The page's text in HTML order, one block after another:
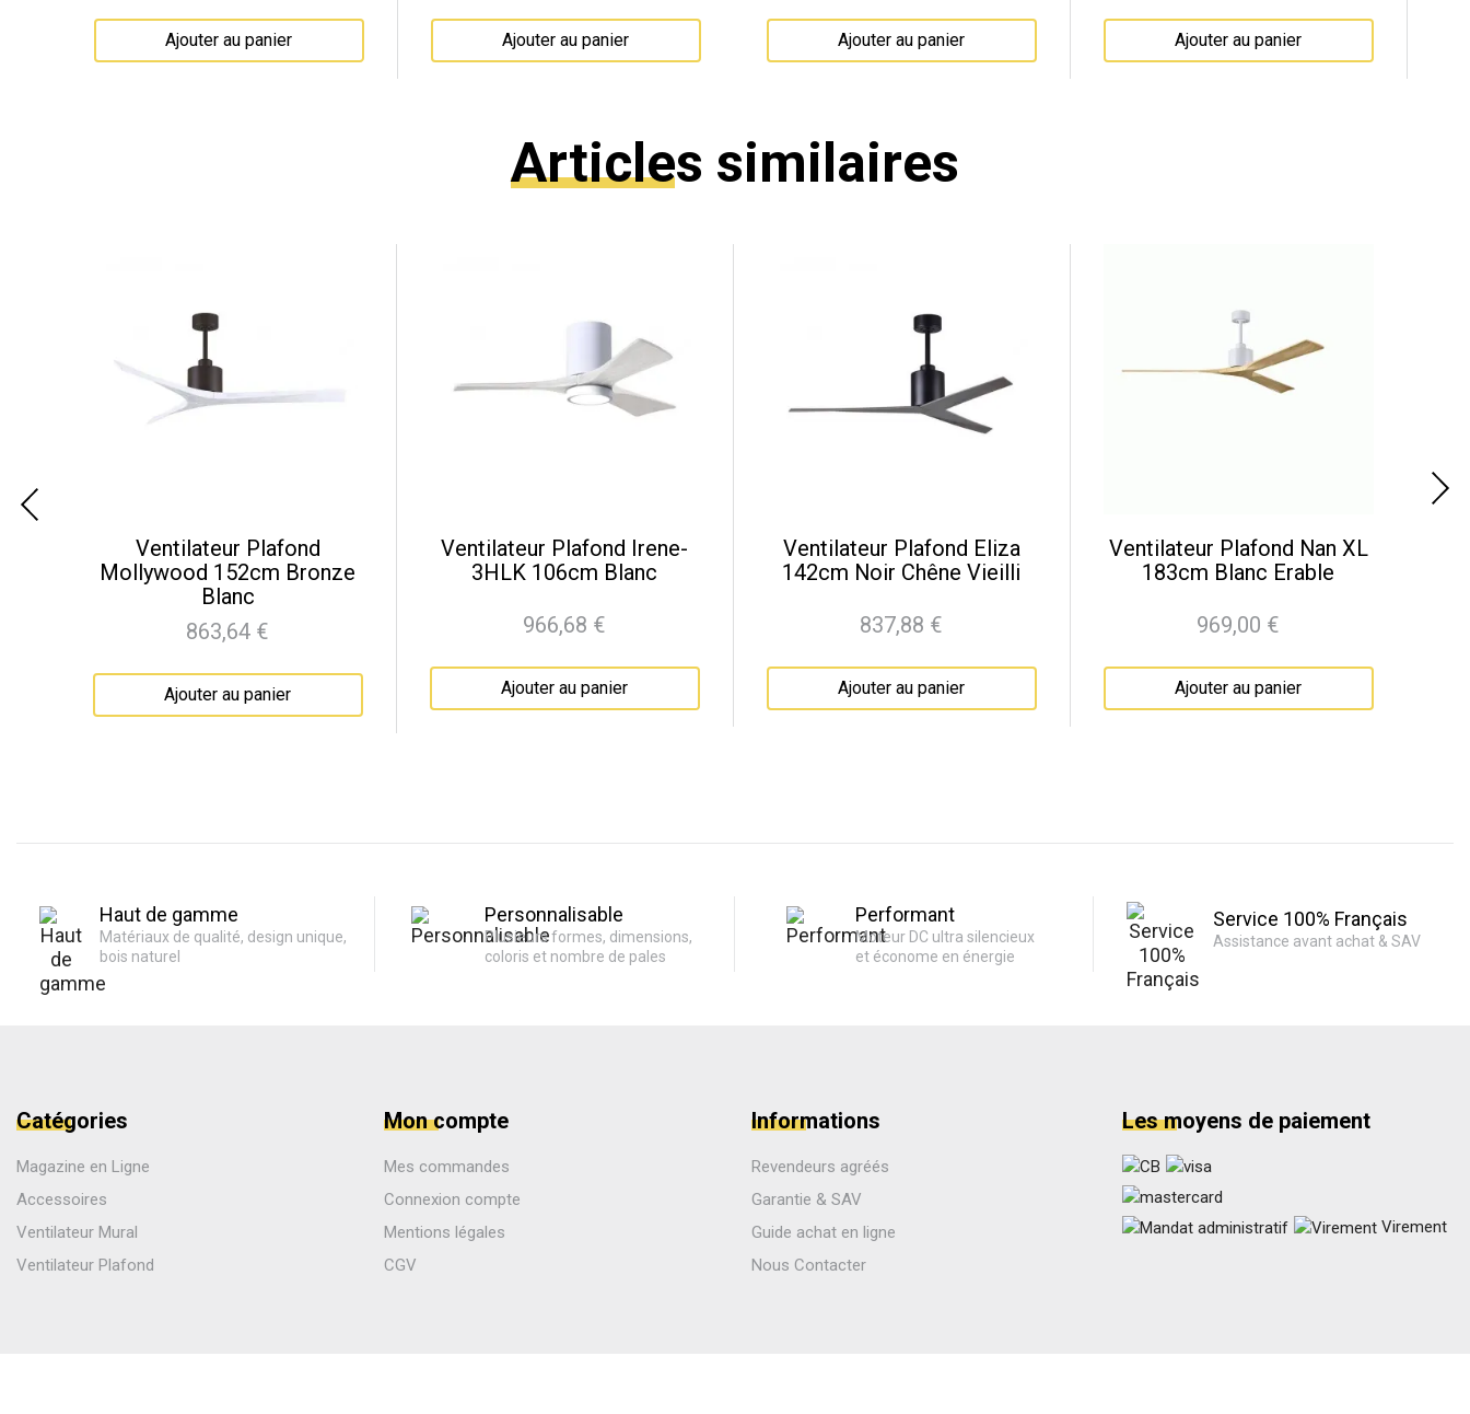
Ajouter au panier Ajouter au panier Ajouter au panier Ajouter au panier
Articles similaires
Ventilateur Plafond
Mollywood 152cm Bronze
Blanc
Prix
863,64 €
Ajouter au panier
Ventilateur Plafond Irene-
3HLK 106cm Blanc
Prix
966,68 €
Ajouter au panier
Ventilateur Plafond Eliza
142cm Noir Chêne Vieilli
Prix
837,88 €
Ajouter au panier
Ventilateur Plafond Nan XL
183cm Blanc Erable
Prix
969,00 €
Ajouter au panier
Haut de gamme
Matériaux de qualité, design unique,
bois naturel
Personnalisable
Plusieurs formes, dimensions,
coloris et nombre de pales
Performant
Moteur DC ultra silencieux
et économe en énergie
Service 100% Français
Assistance avant achat & SAV
Catégories
Magazine en Ligne
Accessoires
Ventilateur Mural
Ventilateur Plafond
Mon compte
Mes commandes
Connexion compte
Mentions légales
CGV
Informations
Revendeurs agréés
Garantie & SAV
Guide achat en ligne
Nous Contacter
Les moyens de paiement
Virement